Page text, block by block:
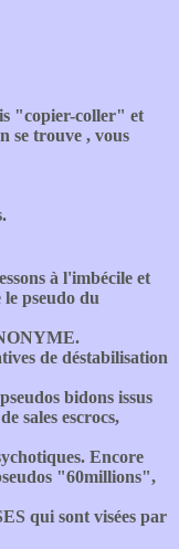
"copier-coller" et
se trouve , vous
à l'imbécile et
pseudo du
de déstabilisation
bidons issus
sales escrocs,
Encore
"60millions",
qui sont visées par